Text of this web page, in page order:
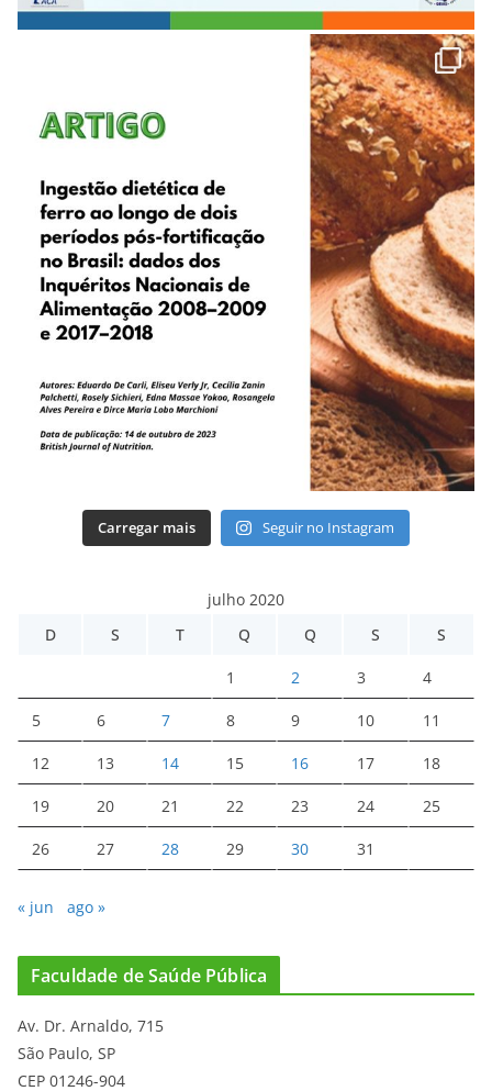
Carregar mais Seguir no Instagram
julho 2020
D
S T Q Q S S
1 2 3 4
5 6 7 8 9 10 11
12 13 14 15 16 17 18
19 20 21 22 23 24 25
26 27 28 29 30 31
« jun ago »
Faculdade de Saúde Pública
Av. Dr. Arnaldo, 715
São Paulo, SP
CEP 01246-904